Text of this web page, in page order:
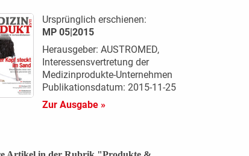
Ursprünglich erschienen:
MP 05|2015
Herausgeber: AUSTROMED,
Interessensvertretung der
Medizinprodukte-Unternehmen
Publikationsdatum: 2015-11-25
Zur Ausgabe »